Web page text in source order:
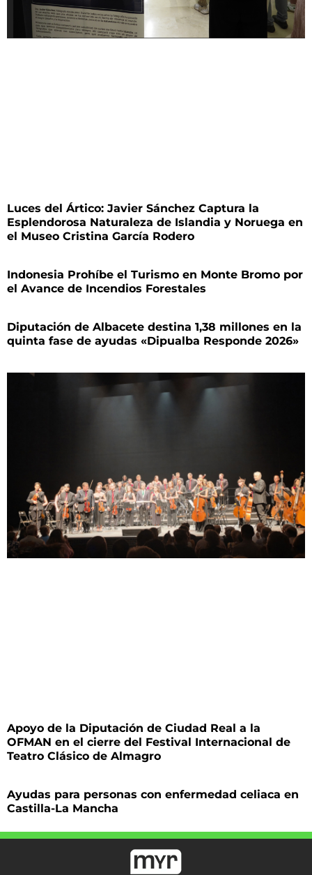
Luces del Ártico: Javier Sánchez Captura la
Esplendorosa Naturaleza de Islandia y Noruega en
el Museo Cristina García Rodero
Indonesia Prohíbe el Turismo en Monte Bromo por
el Avance de Incendios Forestales
Diputación de Albacete destina 1,38 millones en la
quinta fase de ayudas «Dipualba Responde 2026»
Apoyo de la Diputación de Ciudad Real a la
OFMAN en el cierre del Festival Internacional de
Teatro Clásico de Almagro
Ayudas para personas con enfermedad celiaca en
Castilla-La Mancha